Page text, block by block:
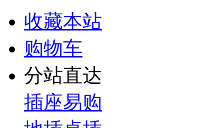
收藏本站
购物车
分站直达
插座易购